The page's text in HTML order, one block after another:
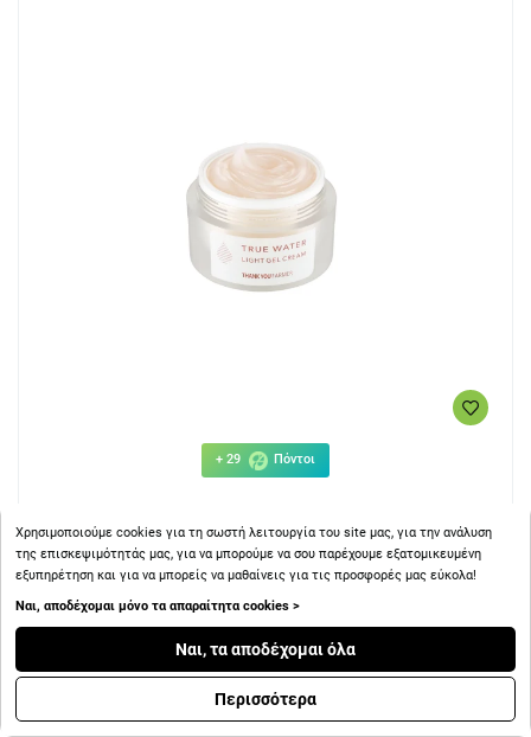
+ 29 Πόντοι
Thank You Farmer True Water Light Gel Cream 50ml
28.80€
Χρησιμοποιούμε cookies για τη σωστή λειτουργία του site μας, για την ανάλυση
της επισκεψιμότητάς μας, για να μπορούμε να σου παρέχουμε εξατομικευμένη
εξυπηρέτηση και για να μπορείς να μαθαίνεις για τις προσφορές μας εύκολα!
Ναι, αποδέχομαι μόνο τα απαραίτητα cookies >
Ναι, τα αποδέχομαι όλα
Περισσότερα